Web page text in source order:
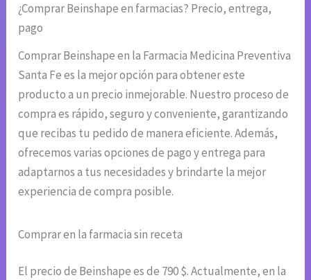
¿Comprar Beinshape en farmacias? Precio, entrega,
pago
Comprar Beinshape en la Farmacia Medicina Preventiva
Santa Fe es la mejor opción para obtener este
producto a un precio inmejorable. Nuestro proceso de
compra es rápido, seguro y conveniente, garantizando
que recibas tu pedido de manera eficiente. Además,
ofrecemos varias opciones de pago y entrega para
adaptarnos a tus necesidades y brindarte la mejor
experiencia de compra posible.
Comprar en la farmacia sin receta
El precio de Beinshape es de 790 $. Actualmente, en la